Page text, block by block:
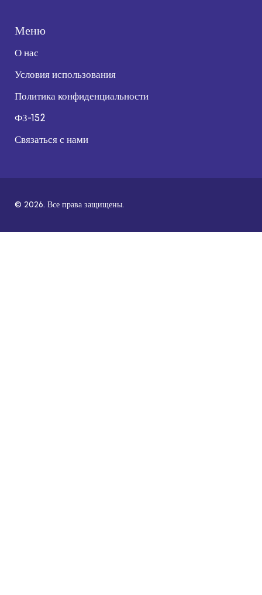
Меню
О нас
Условия использования
Политика конфиденциальности
ФЗ-152
Связаться с нами
© 2026. Все права защищены.